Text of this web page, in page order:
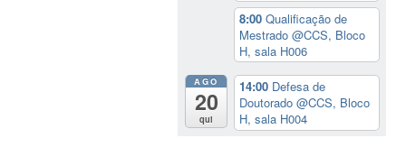
8:00Qualificação de
Mestrado@CCS, Bloco
H, sala H006
AGO
20
qui
14:00 Defesa de
Doutorado@CCS, Bloco
H, sala H004